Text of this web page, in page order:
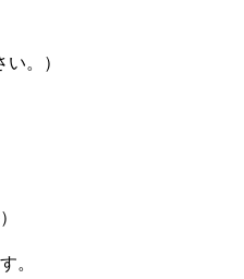
。）
。